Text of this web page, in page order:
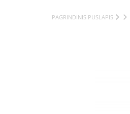
PAGRINDINIS PUSLAPIS